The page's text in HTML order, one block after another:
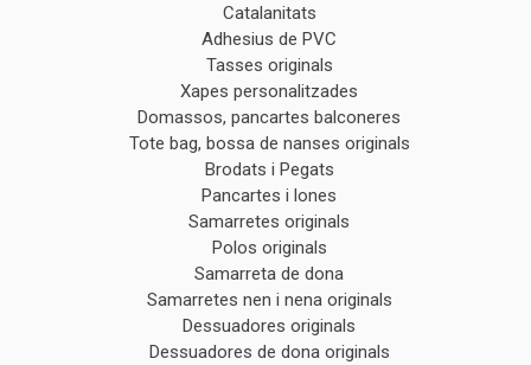
Catalanitats
Adhesius de PVC
Tasses originals
Xapes personalitzades
Domassos, pancartes balconeres
Tote bag, bossa de nanses originals
Brodats i Pegats
Pancartes i lones
Samarretes originals
Polos originals
Samarreta de dona
Samarretes nen i nena originals
Dessuadores originals
Dessuadores de dona originals